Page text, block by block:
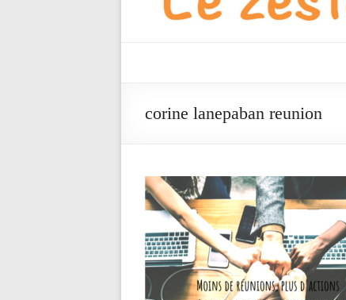
Partner's
zeste
qui
la
différence
!
corine lanepaban reunion